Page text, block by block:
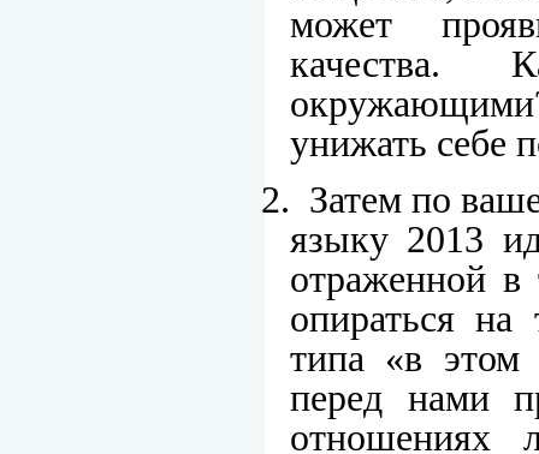
может
унижать себе
2. Затем по
языку 2013
отраженной в
опираться на
типа «в этом
перед нами